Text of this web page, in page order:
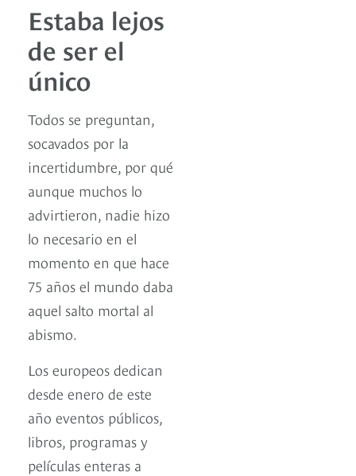
Estaba lejos
de ser el
único
Todos se preguntan,
socavados por la
incertidumbre, por qué
aunque muchos lo
advirtieron, nadie hizo
lo necesario en el
momento en que hace
75 años el mundo daba
aquel salto mortal al
abismo.
Los europeos dedican
desde enero de este
año eventos públicos,
libros, programas y
películas enteras a